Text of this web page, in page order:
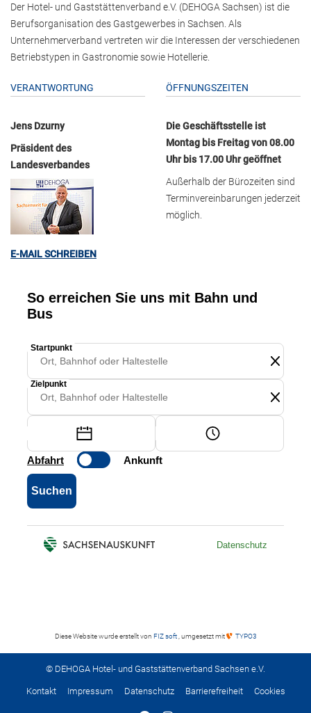
Der Hotel- und Gaststättenverband e.V. (DEHOGA Sachsen) ist die
Berufsorganisation des Gastgewerbes in Sachsen. Als
Unternehmerverband vertreten wir die Interessen der verschiedenen
Betriebstypen in Gastronomie sowie Hotellerie.
VERANTWORTUNG
Jens Dzurny
Präsident des
Landesverbandes
E-MAIL SCHREIBEN
ÖFFNUNGSZEITEN
Die Geschäftsstelle ist
Montag bis Freitag von 08.00
Uhr bis 17.00 Uhr geöffnet
Außerhalb der Bürozeiten sind
Terminvereinbarungen jederzeit
möglich.
Diese Website wurde erstellt von FIZ soft , umgesetzt mit TYPO3
© DEHOGA Hotel- und Gaststättenverband Sachsen e.V.
Kontakt Impressum Datenschutz Barrierefreiheit Cookies